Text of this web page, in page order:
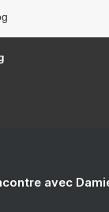
avec